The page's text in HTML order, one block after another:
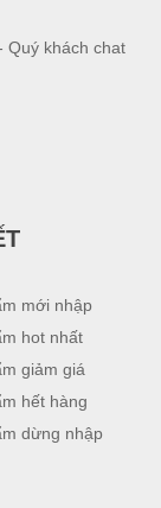
Quý khách chat
mới nhập
hot nhất
giảm giá
hết hàng
dừng nhập